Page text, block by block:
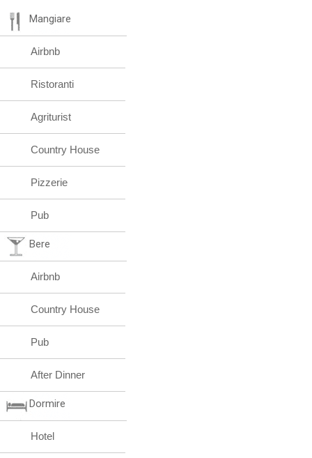
Mangiare
Airbnb
Ristoranti
Agriturist
Country House
Pizzerie
Pub
Bere
Airbnb
Country House
Pub
After Dinner
Dormire
Hotel